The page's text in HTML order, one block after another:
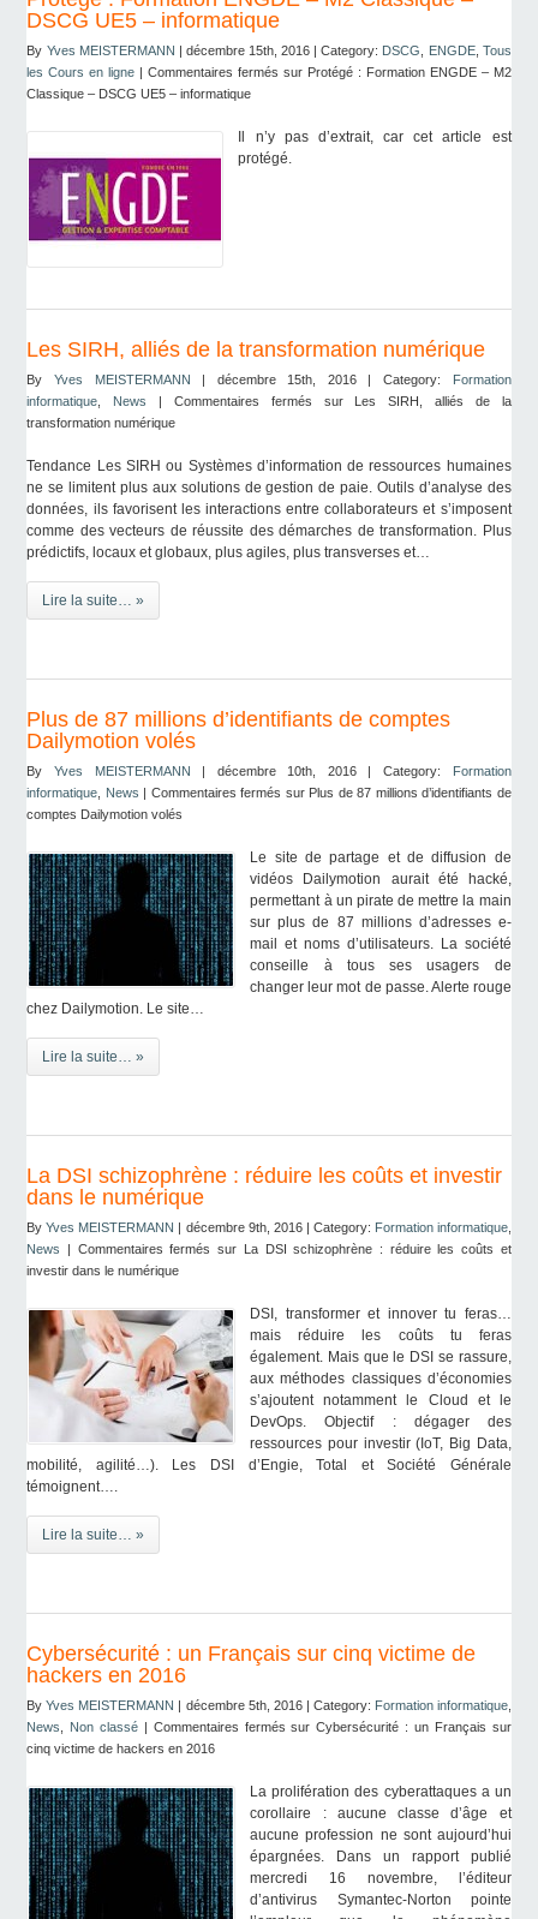
DSCG UE5 – informatique
By Yves MEISTERMANN | décembre 15th, 2016 | Category: DSCG ENGDE, Tous
les Cours en ligne |Commentaires fermés sur Protégé : Formation ENGDE – M2
Classique – DSCG UE5 – informatique
Il n’y pas d’extrait, car cet article est
protégé.
Les SIRH, alliés de la transformation numérique
By Yves MEISTERMANN | décembre 15th, 2016 | Category:
Formation
informatique
News | Commentaires fermés sur Les SIRH, alliés de la
transformation numérique
Tendance Les SIRH ou Systèmes d’information de ressources humaines
ne se limitent plus aux solutions de gestion de paie. Outils d’analyse des
données, ils favorisent les interactions entre collaborateurs et s’imposent
comme des vecteurs de réussite des démarches de transformation. Plus
prédictifs, locaux et globaux, plus agiles, plus transverses et…
Lire la suite… »
Plus de 87 millions d’identifiants de comptes
Dailymotion volés
By Yves MEISTERMANN | décembre 10th, 2016 | Category:
Formation
informatique
News | Commentaires fermés sur Plus de 87 millions d’identifiants de
comptes Dailymotion volés
Le site de partage et de diffusion de
vidéos Dailymotion aurait été hacké,
permettant à un pirate de mettre la main
sur plus de 87 millions d’adresses e-
mail et noms d’utilisateurs. La société
conseille à tous ses usagers de
changer leur mot de passe. Alerte rouge
chez Dailymotion. Le site…
Lire la suite… »
La DSI schizophrène : réduire les coûts et investir
dans le numérique
ByYves MEISTERMANN | décembre 9th, 2016 | Category: Formation informatique,
News
| Commentaires fermés sur La DSI schizophrène : réduire les coûts et
investir dans le numérique
DSI, transformer et innover tu feras…
mais réduire les coûts tu feras
également. Mais que le DSI se rassure,
aux méthodes classiques d’économies
s’ajoutent notamment le Cloud et le
DevOps. Objectif : dégager des
ressources pour investir (IoT, Big Data,
mobilité, agilité…). Les DSI d’Engie, Total et Société Générale
témoignent….
Lire la suite… »
Cybersécurité : un Français sur cinq victime de
hackers en 2016
ByYves MEISTERMANN | décembre 5th, 2016 | Category: Formation informatique,
News
Non classé | Commentaires fermés sur Cybersécurité : un Français sur
cinq victime de hackers en 2016
La prolifération des cyberattaques a un
corollaire : aucune classe d’âge et
aucune profession ne sont aujourd’hui
épargnées. Dans un rapport publié
mercredi 16 novembre, l’éditeur
d’antivirus Symantec-Norton pointe